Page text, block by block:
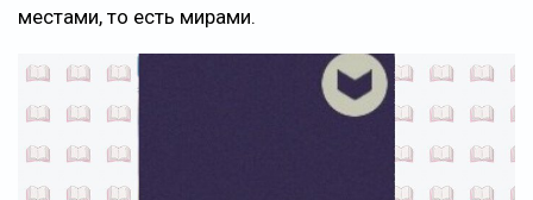
местами, то есть мирами.